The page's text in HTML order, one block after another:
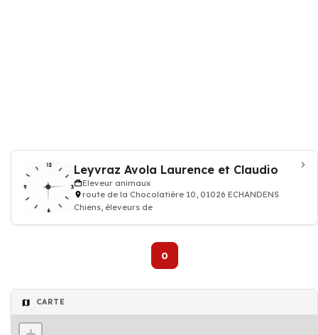
Leyvraz Avola Laurence et Claudio
Eleveur animaux
route de la Chocolatière 10, 01026 ECHANDENS
Chiens, éleveurs de
0
CARTE